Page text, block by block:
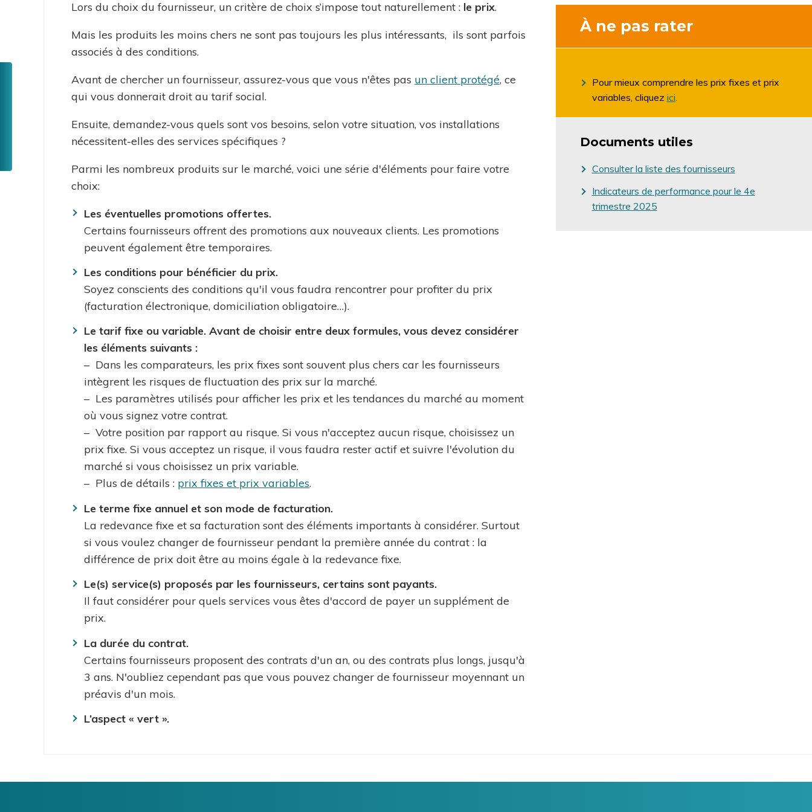
question
Lors du choix du fournisseur, un critère de choix s’impose tout naturellement : le prix.
Mais les produits les moins chers ne sont pas toujours les plus intéressants, ils sont parfois
associés à des conditions.
Avant de chercher un fournisseur, assurez-vous que vous n'êtes pas un client protégé, ce
qui vous donnerait droit au tarif social.
Ensuite, demandez-vous quels sont vos besoins, selon votre situation, vos installations
nécessitent-elles des services spécifiques ?
Parmi les nombreux produits sur le marché, voici une série d'éléments pour faire votre
choix:
Les éventuelles promotions offertes.
Certains fournisseurs offrent des promotions aux nouveaux clients. Les promotions
peuvent également être temporaires.
Les conditions pour bénéficier du prix.
Soyez conscients des conditions qu'il vous faudra rencontrer pour profiter du prix
(facturation électronique, domiciliation obligatoire…).
Le tarif fixe ou variable. Avant de choisir entre deux formules, vous devez considérer
les éléments suivants :
– Dans les comparateurs, les prix fixes sont souvent plus chers car les fournisseurs
intègrent les risques de fluctuation des prix sur la marché.
– Les paramètres utilisés pour afficher les prix et les tendances du marché au moment
où vous signez votre contrat.
– Votre position par rapport au risque. Si vous n'acceptez aucun risque, choisissez un
prix fixe. Si vous acceptez un risque, il vous faudra rester actif et suivre l'évolution du
marché si vous choisissez un prix variable.
– Plus de détails : prix fixes et prix variables.
Le terme fixe annuel et son mode de facturation.
La redevance fixe et sa facturation sont des éléments importants à considérer. Surtout
si vous voulez changer de fournisseur pendant la première année du contrat : la
différence de prix doit être au moins égale à la redevance fixe.
Le(s) service(s) proposés par les fournisseurs, certains sont payants.
Il faut considérer pour quels services vous êtes d'accord de payer un supplément de
prix.
La durée du contrat.
Certains fournisseurs proposent des contrats d'un an, ou des contrats plus longs, jusqu'à
3 ans. N'oubliez cependant pas que vous pouvez changer de fournisseur moyennant un
préavis d'un mois.
L’aspect « vert ».
À ne pas rater
Pour mieux comprendre les prix fixes et prix
variables, cliquez ici.
Documents utiles
Consulter la liste des fournisseurs
Indicateurs de performance pour le 4e
trimestre 2025